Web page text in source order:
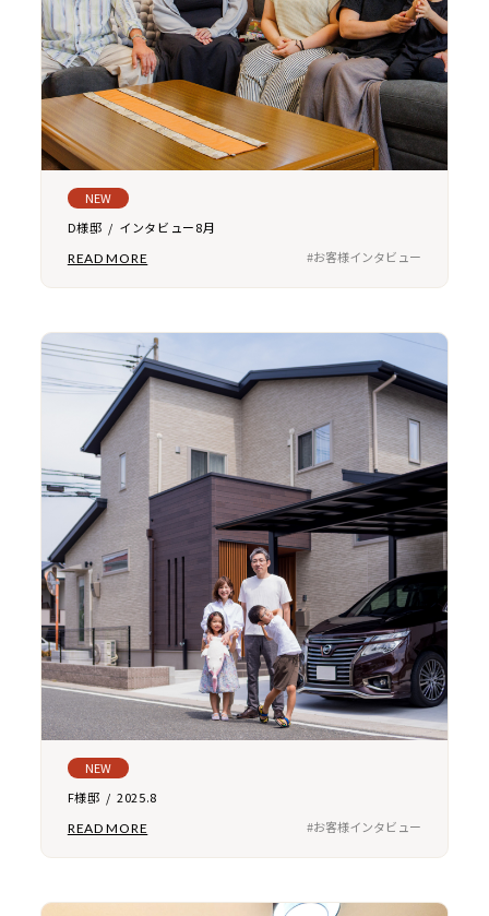
D様邸 / インタビュー8月
NEW
READ MORE #お客様インタビュー
F様邸 / 2025.8
NEW
READ MORE #お客様インタビュー